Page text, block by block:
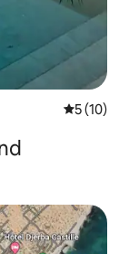
5 (10)